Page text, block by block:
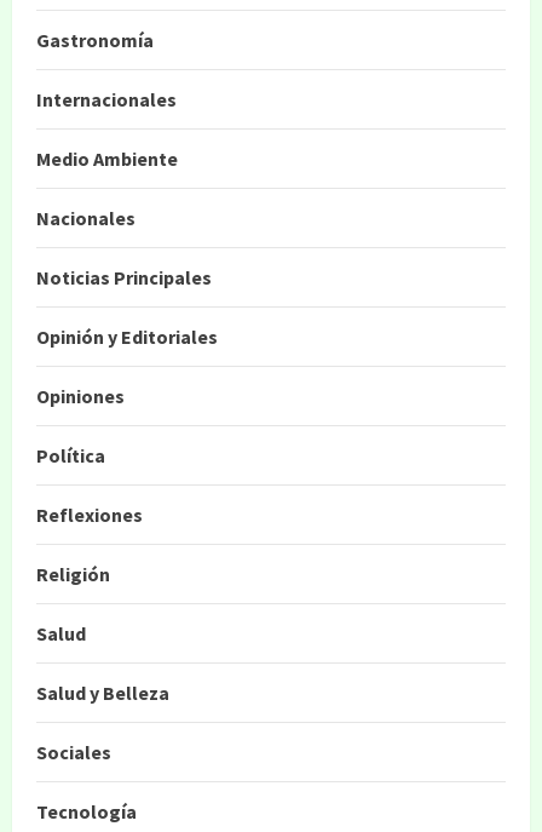
Gastronomía
Internacionales
Medio Ambiente
Nacionales
Noticias Principales
Opinión y Editoriales
Opiniones
Política
Reflexiones
Religión
Salud
Salud y Belleza
Sociales
Tecnología